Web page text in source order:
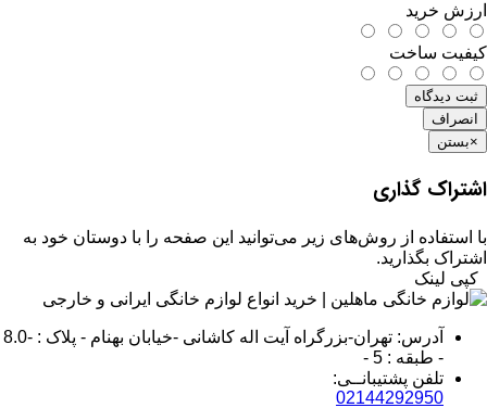
ارزش خرید
کیفیت ساخت
ثبت دیدگاه
انصراف
×بستن
اشتراک گذاری
با استفاده از روش‌های زیر می‌توانید این صفحه را با دوستان خود به
اشتراک بگذارید.
کپی لینک
آدرس: تهران-بزرگراه آیت اله کاشانی -خیابان بهنام - پلاک : -8.0
- طبقه : 5 -
تلفن پشتیبانــی:
02144292950